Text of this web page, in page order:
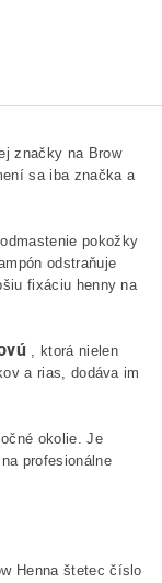
značky na Brow
sa iba značka a
pokožky
odstraňuje
fixáciu henny na
, ktorá nielen
a rias, dodáva im
okolie. Je
profesionálne
Henna štetec číslo